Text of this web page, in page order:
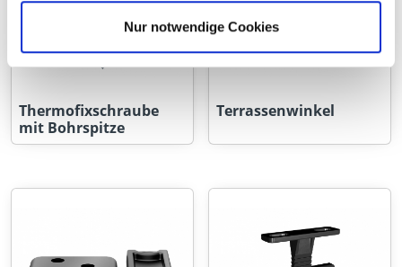
Nur notwendige Cookies
Thermofixschraube
mit Bohrspitze
Terrassenwinkel